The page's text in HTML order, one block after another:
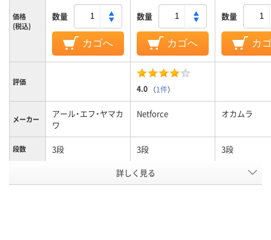
価格
(税込)
数量
カゴへ
数量
カゴへ
数量
カ
評価
4.0 （1件）
メーカー
アール・エフ・ヤマカ
ワ
Netforce オカムラ
段数 3段 3段 3段
引違い扉タイプ 引違い扉タ
詳しく見る